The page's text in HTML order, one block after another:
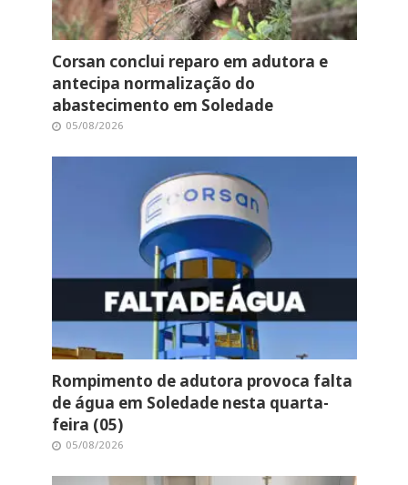
Corsan conclui reparo em adutora e
antecipa normalização do
abastecimento em Soledade
05/08/2026
Rompimento de adutora provoca falta
de água em Soledade nesta quarta-
feira (05)
05/08/2026